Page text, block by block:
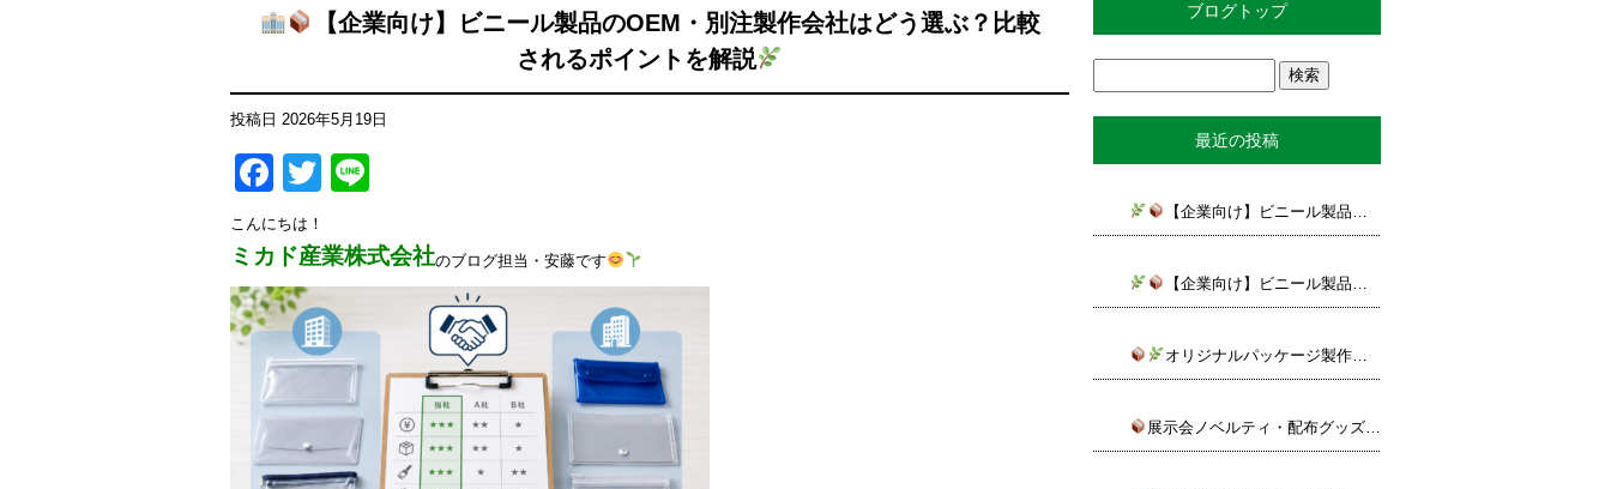
【企業向け】ビニール製品のOEM・別注製作会社はどう選ぶ？比較
されるポイントを解説
投稿日 2026年5月19日
Facebook
Twitter
こんにちは！
ミカド産業株式会社のブログ担当・安藤です
ブログトップ
最近の投稿
【企業向け】ビニール製品は品質管理が重要！安心して依頼できる製作会社の選び方
【企業向け】ビニール製品の製作コストを抑えるには？別注・OEM製作のポイントをご紹介！
オリジナルパッケージ製作で商品の価値を高める！ビニール製品活用のポイント
展示会ノベルティ・配布グッズで差をつける！オリジナルビニール製品の活用方法